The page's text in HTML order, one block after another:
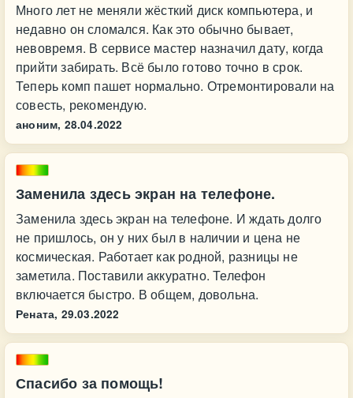
Много лет не меняли жёсткий диск компьютера, и
недавно он сломался. Как это обычно бывает,
невовремя. В сервисе мастер назначил дату, когда
прийти забирать. Всё было готово точно в срок.
Теперь комп пашет нормально. Отремонтировали на
совесть, рекомендую.
аноним, 28.04.2022
Заменила здесь экран на телефоне.
Заменила здесь экран на телефоне. И ждать долго
не пришлось, он у них был в наличии и цена не
космическая. Работает как родной, разницы не
заметила. Поставили аккуратно. Телефон
включается быстро. В общем, довольна.
Рената, 29.03.2022
Спасибо за помощь!